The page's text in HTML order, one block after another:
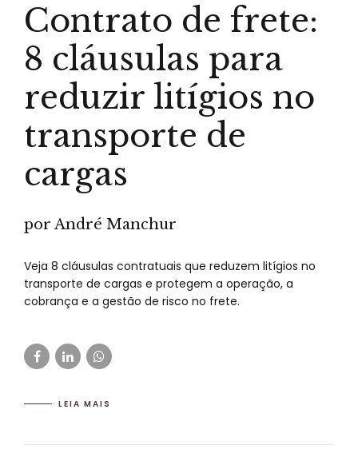
Contrato de frete:
8 cláusulas para
reduzir litígios no
transporte de
cargas
por André Manchur
Veja 8 cláusulas contratuais que reduzem litígios no
transporte de cargas e protegem a operação, a
cobrança e a gestão de risco no frete.
LEIA MAIS